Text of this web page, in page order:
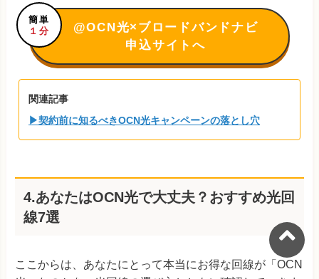
簡単
１分
@OCN光×ブロードバンドナビ
申込サイトへ
関連記事
▶契約前に知るべきOCN光キャンペーンの落とし穴
4.あなたはOCN光で大丈夫？おすすめ光回
線7選
ここからは、あなたにとって本当にお得な回線が「OCN